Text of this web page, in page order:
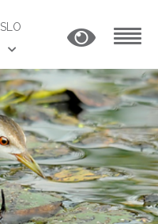
SLO